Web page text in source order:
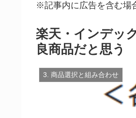
※記事内に広告を含む場
楽天・インデッ
良商品だと思う
3. 商品選択と組み合わせ